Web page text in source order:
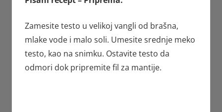
Zamesite testo u velikoj vangli od brašna,
mlake vode i malo soli. Umesite srednje meko
testo, kao na snimku. Ostavite testo da
odmori dok pripremite fil za mantije.